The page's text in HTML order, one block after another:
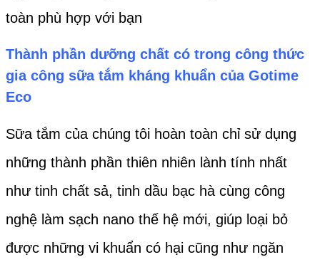
toàn phù hợp với bạn
Thành phần dưỡng chất có trong công thức
gia công sữa tắm kháng khuẩn của Gotime
Eco
Sữa tắm của chúng tôi hoàn toàn chỉ sử dụng
những thành phần thiên nhiên lành tính nhất
như tinh chất sả, tinh dầu bạc hà cùng công
nghệ làm sạch nano thế hệ mới, giúp loại bỏ
được những vi khuẩn có hại cũng như ngăn